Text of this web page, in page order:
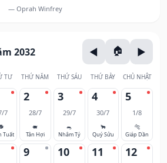
— Oprah Winfrey
2032
TƯ THỨ NĂM THỨ SÁU THỨ BẢY CHỦ NHẬT
7
Tuất
2
28/7
🐖
Tân Hợi
3
29/7
🐀
Nhâm Tý
4
30/7
🐂
Quý Sửu
5
1/8
🐅
Giáp Dần
9 10 11 12